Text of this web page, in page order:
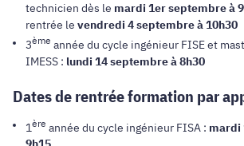
technicien dès le mardi 1er septembre à
rentrée le vendredi 4 septembre à 10h30
3ème année du cycle ingénieur FISE et
IMESS : lundi 14 septembre à 8h30
Dates de rentrée formation par
1ère année du cycle ingénieur FISA : mardi